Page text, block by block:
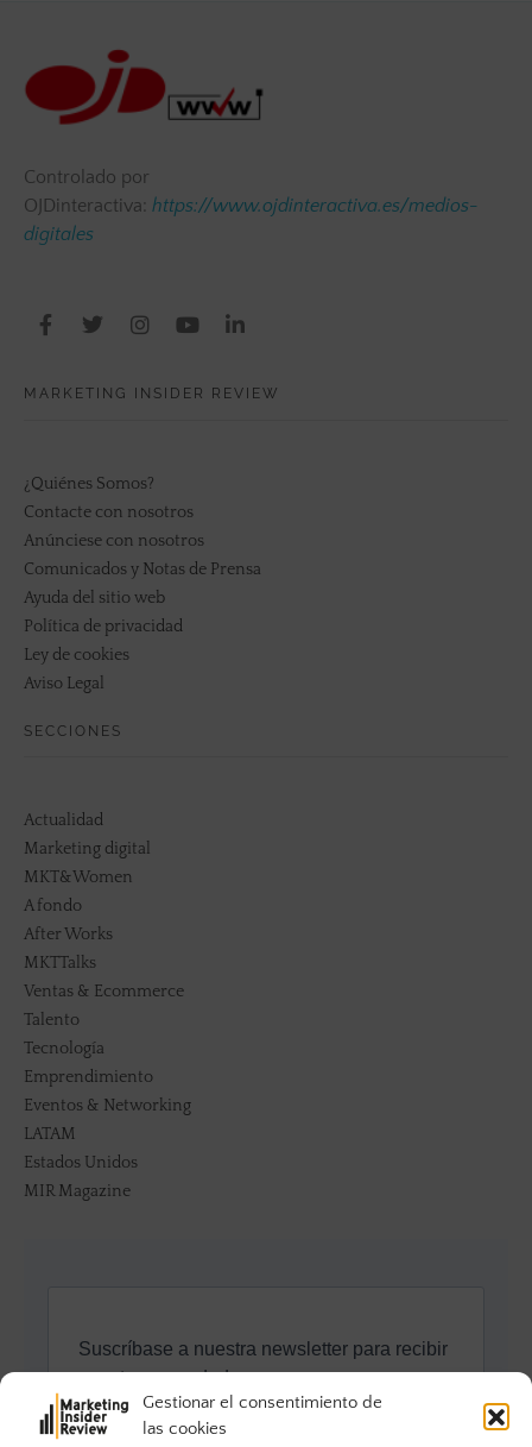
Gestionar el consentimiento de
las cookies
Controlado por
OJDinteractiva: https://www.ojdinteractiva.es/medios-
digitales
MARKETING INSIDER REVIEW
¿Quiénes Somos?
Contacte con nosotros
Anúnciese con nosotros
Comunicados y Notas de Prensa
Ayuda del sitio web
Política de privacidad
Ley de cookies
Aviso Legal
SECCIONES
Actualidad
Marketing digital
MKT&Women
A fondo
After Works
MKTTalks
Ventas & Ecommerce
Talento
Tecnología
Emprendimiento
Eventos & Networking
LATAM
Estados Unidos
MIR Magazine